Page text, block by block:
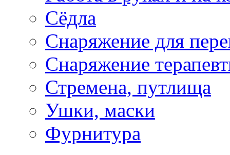
Сёдла
Снаряжение для
Снаряжение
Стремена, путлища
Ушки, маски
Фурнитура